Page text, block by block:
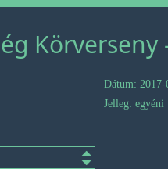
Körverseny
Dátum: 2017-
Jelleg: egyéni